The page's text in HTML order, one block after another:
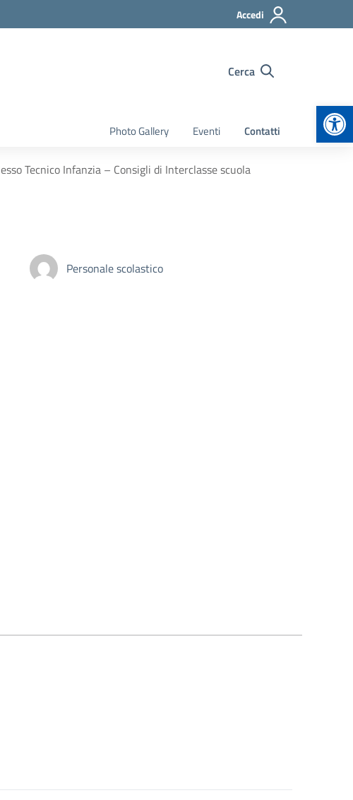
Accedi
Cerca
Photo Gallery Eventi Contatti
Tecnico Infanzia – Consigli di Interclasse scuola
Personale scolastico